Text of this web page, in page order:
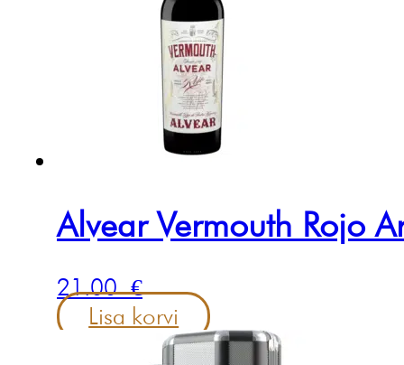
Alvear Vermouth Rojo
21.00€
Lisa korvi